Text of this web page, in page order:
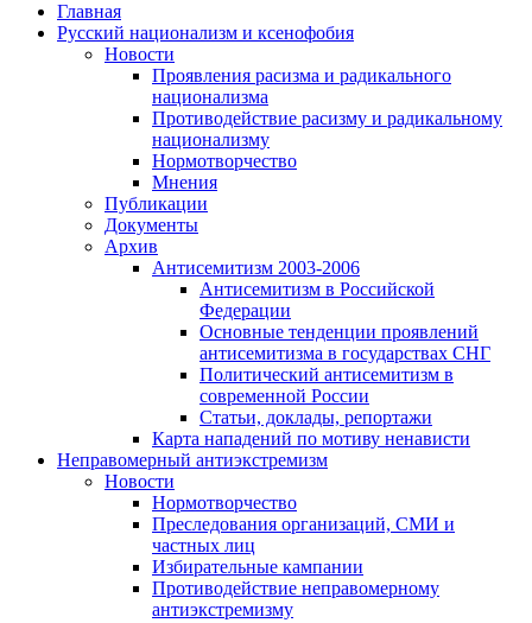
Главная
Русский национализм и ксенофобия
Новости
Проявления расизма и радикального
национализма
Противодействие расизму и радикальному
национализму
Нормотворчество
Мнения
Публикации
Документы
Архив
Антисемитизм 2003-2006
Антисемитизм в Российской
Федерации
Основные тенденции проявлений
антисемитизма в государствах СНГ
Политический антисемитизм в
современной России
Статьи, доклады, репортажи
Карта нападений по мотиву ненависти
Неправомерный антиэкстремизм
Новости
Нормотворчество
Преследования организаций, СМИ и
частных лиц
Избирательные кампании
Противодействие неправомерному
антиэкстремизму